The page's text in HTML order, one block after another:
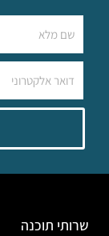
שרותי תוכנה